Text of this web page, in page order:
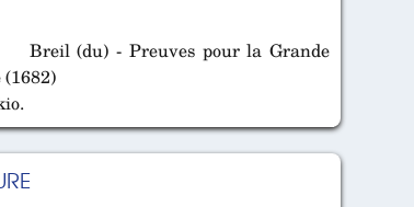
Breil (du) - Preuves pour la Grande